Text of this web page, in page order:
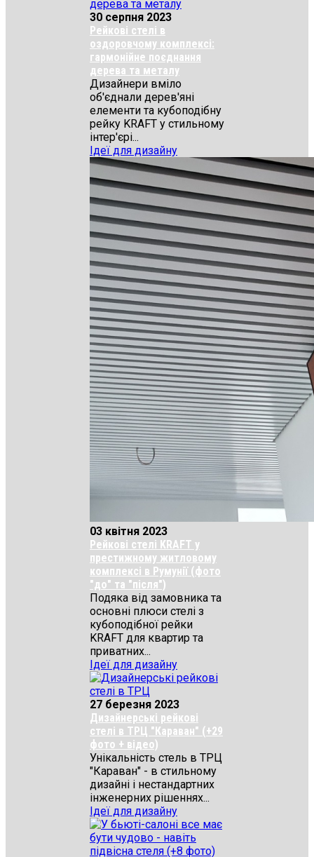
30 серпня 2023
Рейкові стелі в
оздоровчому комплексі:
гармонійне поєднання
дерева та металу
Дизайнери вміло
об'єднали дерев'яні
елементи та кубоподібну
рейку KRAFT у стильному
інтер'єрі...
Ідеї для дизайну
03 квітня 2023
Рейкові стелі KRAFT у
престижному житловому
комплексі в Румунії (фото
"до" та "після")
Подяка від замовника та
основні плюси стелі з
кубоподібної рейки
KRAFT для квартир та
приватних...
Ідеї для дизайну
27 березня 2023
Дизайнерські рейкові
стелі в ТРЦ "Караван" (+29
фото + відео)
Унікальність стель в ТРЦ
"Караван" - в стильному
дизайні і нестандартних
інженерних рішеннях...
Ідеї для дизайну